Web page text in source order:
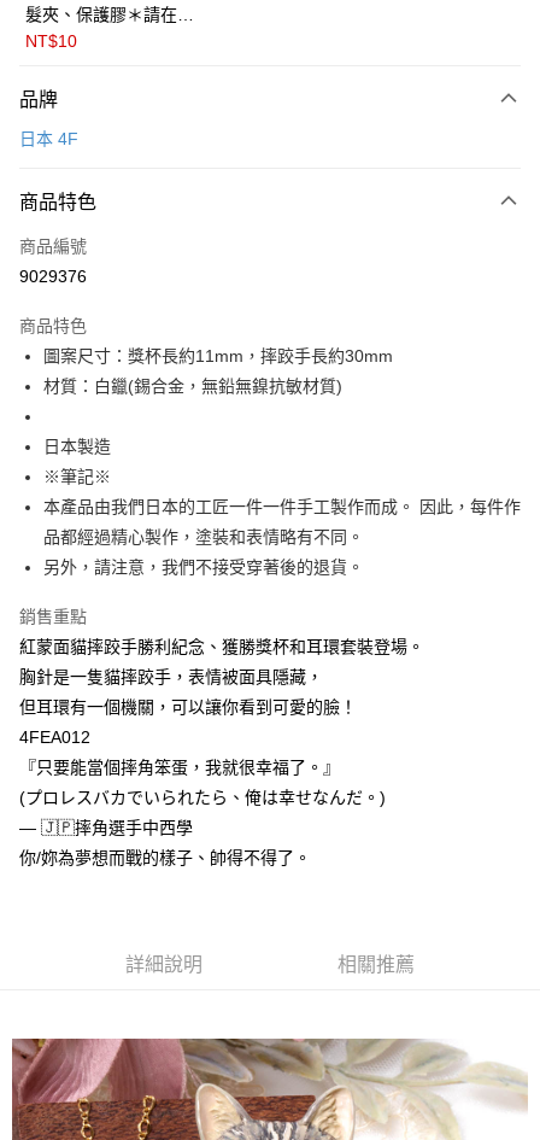
ATM付款
每筆NT$60
付款後萊爾富取貨
付款後7-11取貨
宅配
每筆NT$60，滿NT$1,000(含以上)免運費
髮夾、保護膠＊請在訂
單備註商品及欲修改的
PalnartPoc + 🇬🇧英國
FABLE 寓言
NT$10
品牌
日本 4F
商品特色
商品編號
9029376
商品特色
圖案尺寸：獎杯長約11mm，摔跤手長約30mm
材質：白鑞(錫合金，無鉛無鎳抗敏材質)
日本製造
※筆記※
本產品由我們日本的工匠一件一件手工製作而成。 因此，每件作
品都經過精心製作，塗裝和表情略有不同。
另外，請注意，我們不接受穿著後的退貨。
銷售重點
紅蒙面貓摔跤手勝利紀念、獲勝獎杯和耳環套裝登場。
胸針是一隻貓摔跤手，表情被面具隱藏，
但耳環有一個機關，可以讓你看到可愛的臉！
4FEA012
『只要能當個摔角笨蛋，我就很幸福了。』
(プロレスバカでいられたら、俺は幸せなんだ。)
— 🇯🇵摔角選手中西學
你/妳為夢想而戰的樣子、帥得不得了。
詳細說明 相關推薦